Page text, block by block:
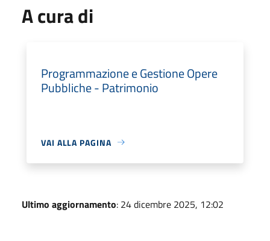
A cura di
Programmazione e Gestione Opere
Pubbliche - Patrimonio
VAI ALLA PAGINA
Ultimo aggiornamento: 24 dicembre 2025, 12:02